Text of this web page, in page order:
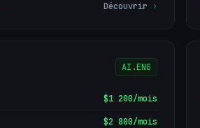
Découvrir ›
AI.ENG
$1 200/mois
$2 800/mois